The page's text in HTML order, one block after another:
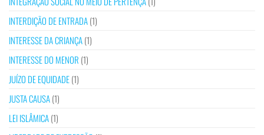
INTERDIÇÃO DE ENTRADA(1)
INTERESSE DA CRIANÇA(1)
INTERESSE DO MENOR (1)
JUÍZO DE EQUIDADE(1)
JUSTA CAUSA(1)
LEI ISLÂMICA(1)